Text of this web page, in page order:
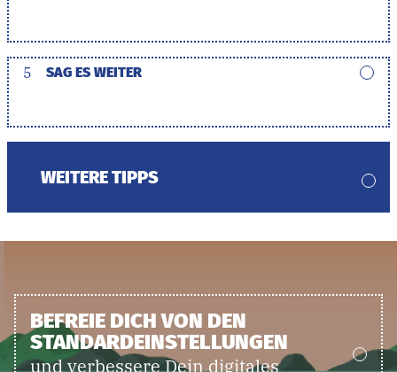
5 SAG ES WEITER
WEITERE TIPPS
BEFREIE DICH VON DEN
STANDARDEINSTELLUNGEN
und verbessere Dein digitales